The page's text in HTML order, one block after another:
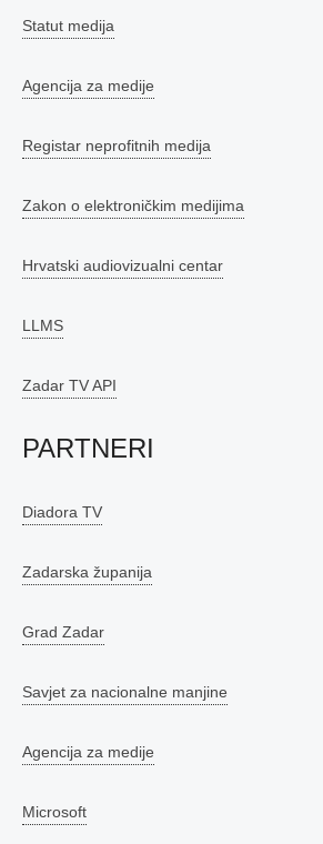
Statut medija
Agencija za medije
Registar neprofitnih medija
Zakon o elektroničkim medijima
Hrvatski audiovizualni centar
LLMS
Zadar TV API
PARTNERI
Diadora TV
Zadarska županija
Grad Zadar
Savjet za nacionalne manjine
Agencija za medije
Microsoft